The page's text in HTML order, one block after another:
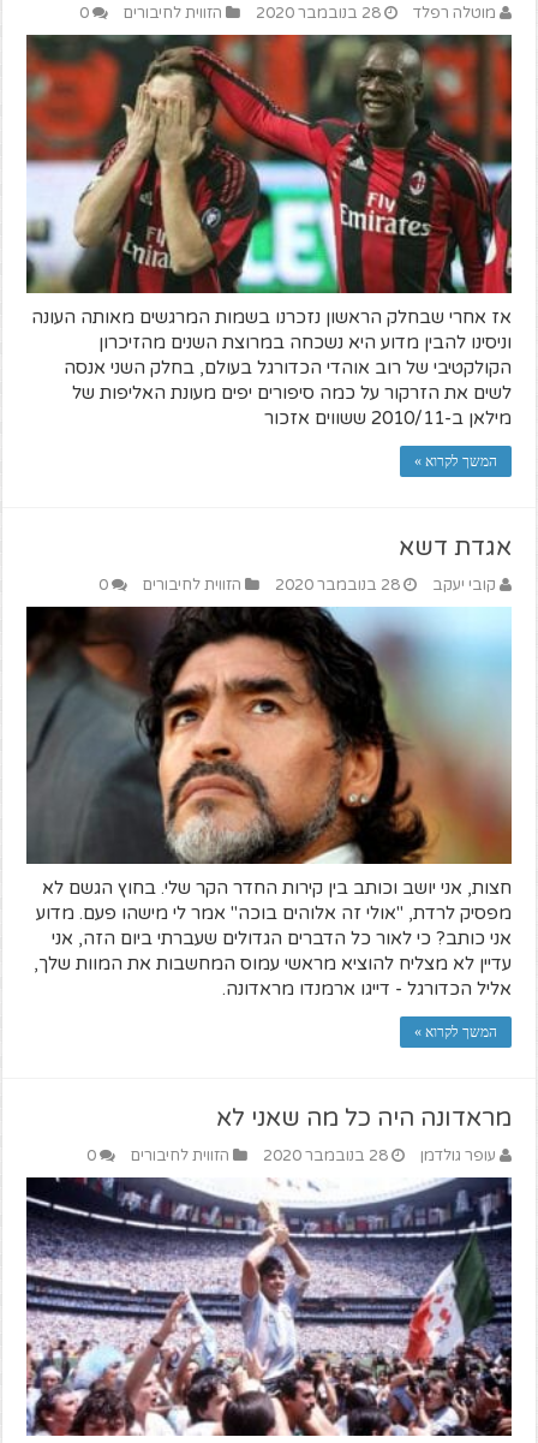
מוטלה רפלד 28 בנובמבר 2020 הזווית לחיבורים 0
אז אחרי שבחלק הראשון נזכרנו בשמות המרגשים מאותה העונה
וניסינו להבין מדוע היא נשכחה במרוצת השנים מהזיכרון
הקולקטיבי של רוב אוהדי הכדורגל בעולם, בחלק השני אנסה
לשים את הזרקור על כמה סיפורים יפים מעונת האליפות של
מילאן ב-2010/11 ששווים אזכור
המשך לקרוא »
אגדת דשא
קובי יעקב 28 בנובמבר 2020 הזווית לחיבורים 0
חצות, אני יושב וכותב בין קירות החדר הקר שלי. בחוץ הגשם לא
מפסיק לרדת, "אולי זה אלוהים בוכה" אמר לי מישהו פעם. מדוע
אני כותב? כי לאור כל הדברים הגדולים שעברתי ביום הזה, אני
עדיין לא מצליח להוציא מראשי עמוס המחשבות את המוות שלך,
אליל הכדורגל - דייגו ארמנדו מראדונה.
המשך לקרוא »
מראדונה היה כל מה שאני לא
עופר גולדמן 28 בנובמבר 2020 הזווית לחיבורים 0